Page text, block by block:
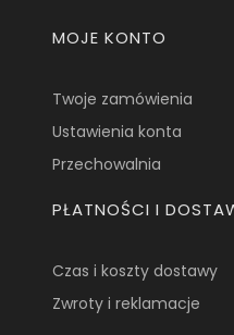
Linki w stopce
MOJE KONTO
Twoje zamówienia
Ustawienia konta
Przechowalnia
PŁATNOŚCI I
Czas i koszty dostawy
Zwroty i reklamacje